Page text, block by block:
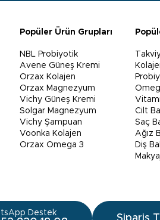
Popüler Ürün Grupları
NBL Probiyotik
Avene Güneş Kremi
Orzax Kolajen
Orzax Magnezyum
Vichy Güneş Kremi
Solgar Magnezyum
Vichy Şampuan
Voonka Kolajen
Orzax Omega 3
Cilt
Saç
Ağız
Diş
Destek